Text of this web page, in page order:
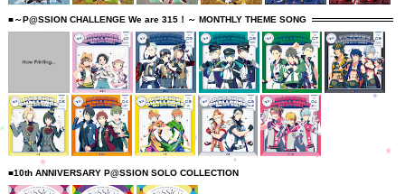
■～P@SSION CHALLENGE We are 315！～ MONTHLY THEME SONG
■10th ANNIVERSARY P@SSION SOLO COLLECTION